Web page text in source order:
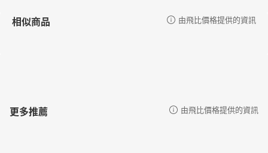
相似商品 由飛比價格提供的資訊
更多推薦 由飛比價格提供的資訊